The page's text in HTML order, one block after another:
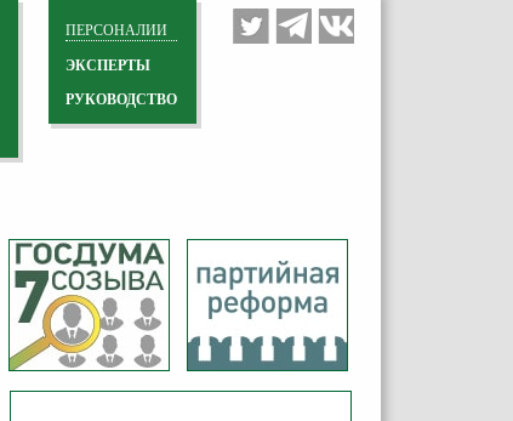
ПЕРСОНАЛИИ
ЭКСПЕРТЫ
РУКОВОДСТВО